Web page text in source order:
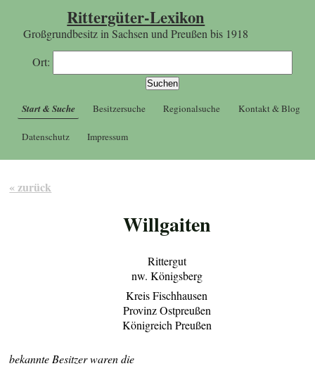
Rittergüter-Lexikon
Großgrundbesitz in Sachsen und Preußen bis 1918
Ort:
Start & Suche Besitzersuche Regionalsuche Kontakt & Blog
Datenschutz Impressum
« zurück
Willgaiten
Rittergut
nw. Königsberg
Kreis Fischhausen
Provinz Ostpreußen
Königreich Preußen
bekannte Besitzer waren die